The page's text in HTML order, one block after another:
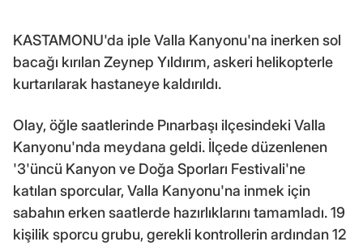
KASTAMONU'da iple Valla Kanyonu'na inerken sol
bacağı kırılan Zeynep Yıldırım, askeri helikopterle
kurtarılarak hastaneye kaldırıldı.
Olay, öğle saatlerinde Pınarbaşı ilçesindeki Valla
Kanyonu'nda meydana geldi. İlçede düzenlenen
'3'üncü Kanyon ve Doğa Sporları Festivali'ne
katılan sporcular, Valla Kanyonu'na inmek için
sabahın erken saatlerde hazırlıklarını tamamladı. 19
kişilik sporcu grubu, gerekli kontrollerin ardından 12